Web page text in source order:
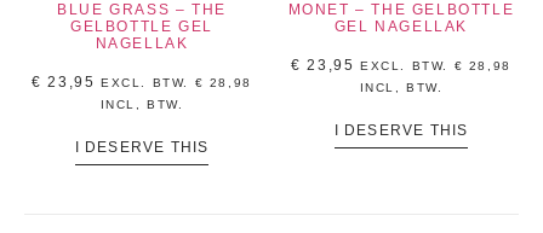
BLUE GRASS – THE
GELBOTTLE GEL
NAGELLAK
€ 23,95 EXCL. BTW. € 28,98
INCL, BTW.
I DESERVE THIS
MONET – THE GELBOTTLE
GEL NAGELLAK
€ 23,95 EXCL. BTW. € 28,98
INCL, BTW.
I DESERVE THIS